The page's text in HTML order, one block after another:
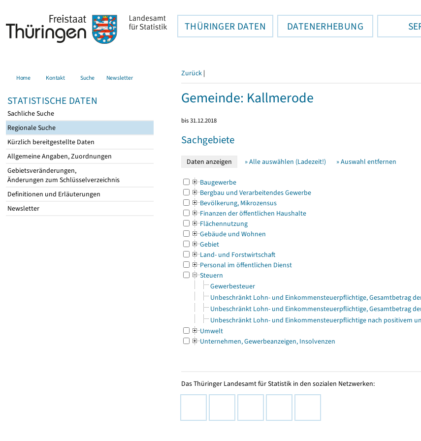
THÜRINGER DATEN DATENERHEBUNG
Home Kontakt Suche Newsletter
STATISTISCHE DATEN
Sachliche Suche
Regionale Suche
Kürzlich bereitgestellte Daten
Allgemeine Angaben, Zuordnungen
Gebietsveränderungen,
Änderungen zum Schlüsselverzeichnis
Definitionen und Erläuterungen
Newsletter
Zurück |
Gemeinde: Kallmerode
bis 31.12.2018
Sachgebiete
» Alle auswählen (Ladezeit!) » Auswahl entfernen
Baugewerbe
Bergbau und Verarbeitendes Gewerbe
Bevölkerung, Mikrozensus
Finanzen der öffentlichen Haushalte
Flächennutzung
Gebäude und Wohnen
Gebiet
Land- und Forstwirtschaft
Personal im öffentlichen Dienst
Steuern
Gewerbesteuer
Unbeschränkt Lohn- und Einkommensteuerpflichtige, Gesamtbetrag
Unbeschränkt Lohn- und Einkommensteuerpflichtige, Gesamtbetrag
Unbeschränkt Lohn- und Einkommensteuerpflichtige nach positivem
Umwelt
Unternehmen, Gewerbeanzeigen, Insolvenzen
Das Thüringer Landesamt für Statistik in den sozialen Netzwerken: